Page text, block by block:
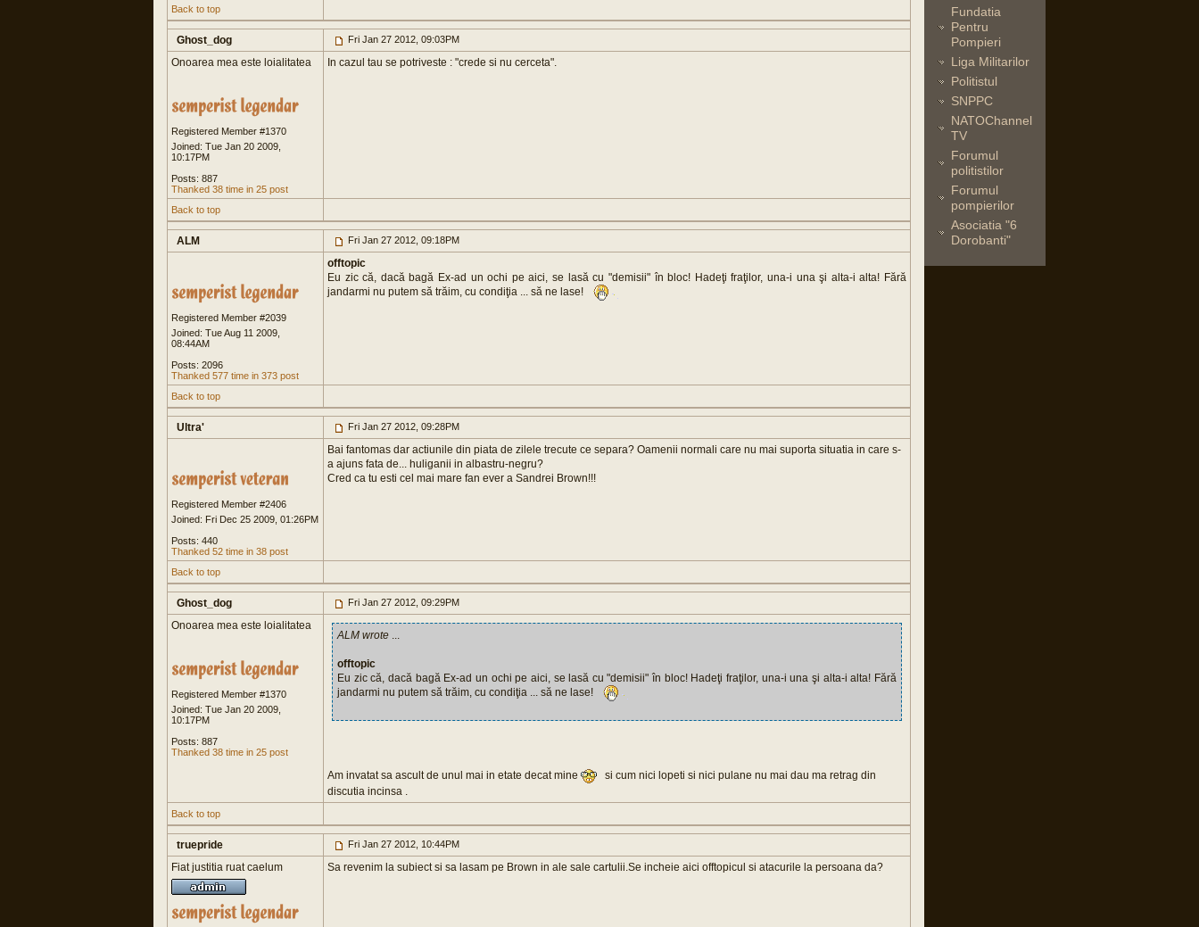
Back to top
Ghost_dog Fri Jan 27 2012, 09:03PM
Onoarea mea este loialitatea
Registered Member #1370
Joined: Tue Jan 20 2009,
10:17PM
Posts: 887
Thanked 38 time in 25 post
In cazul tau se potriveste : "crede si nu cerceta".
Back to top
ALM Fri Jan 27 2012, 09:18PM
Registered Member #2039
Joined: Tue Aug 11 2009,
08:44AM
Posts: 2096
Thanked 577 time in 373 post
offtopic
Eu zic că, dacă bagă Ex-ad un ochi pe aici, se lasă cu "demisii" în bloc! Hadeţi fraţilor, una-i una şi alta-i alta! Fără
jandarmi nu putem să trăim, cu condiţia ... să ne lase!
Back to top
Ultra' Fri Jan 27 2012, 09:28PM
Registered Member #2406
Joined: Fri Dec 25 2009, 01:26PM
Posts: 440
Thanked 52 time in 38 post
Bai fantomas dar actiunile din piata de zilele trecute ce separa? Oamenii normali care nu mai suporta situatia in care s-
a ajuns fata de... huliganii in albastru-negru?
Cred ca tu esti cel mai mare fan ever a Sandrei Brown!!!
Back to top
Ghost_dog Fri Jan 27 2012, 09:29PM
Onoarea mea este loialitatea
Registered Member #1370
Joined: Tue Jan 20 2009,
10:17PM
Posts: 887
Thanked 38 time in 25 post
ALM wrote ...
offtopic
Eu zic că, dacă bagă Ex-ad un ochi pe aici, se lasă cu "demisii" în bloc! Hadeţi fraţilor, una-i una şi alta-i alta! Fără
jandarmi nu putem să trăim, cu condiţia ... să ne lase!
Am invatat sa ascult de unul mai in etate decat mine
si cum nici lopeti si nici pulane nu mai dau ma retrag din
discutia incinsa .
Back to top
truepride Fri Jan 27 2012, 10:44PM
Fiat justitia ruat caelum Sa revenim la subiect si sa lasam pe Brown in ale sale cartulii.Se incheie aici offtopicul si atacurile la persoana da?
Fundatia
Pentru
Pompieri
Liga Militarilor
Politistul
SNPPC
NATOChannel
TV
Forumul
politistilor
Forumul
pompierilor
Asociatia "6
Dorobanti"